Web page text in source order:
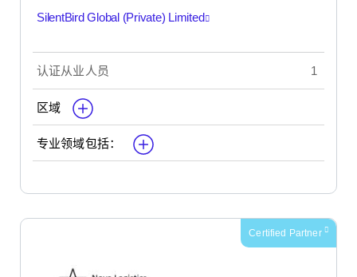
SilentBird Global (Private) Limited
认证从业人员 1
区域
专业领域包括：
Certified Partner